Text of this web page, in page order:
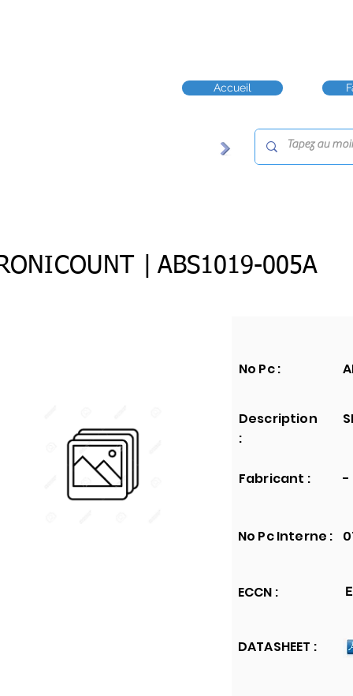
Accueil
| ABS1019-005A
No Pc :
Description
:
Fabricant :
No Pc Interne :
ECCN :
DATASHEET :
-